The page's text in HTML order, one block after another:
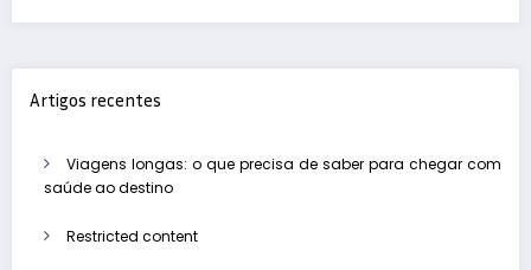
Artigos recentes
Viagens longas: o que precisa de saber para chegar com
saúde ao destino
Restricted content